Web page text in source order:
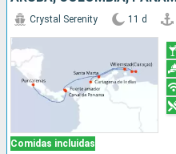
Comidas incluidas
Crystal Serenity 11 d